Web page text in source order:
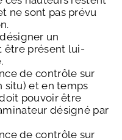
ne sont pas prévu
désigner un
être présent lui-
de contrôle sur
situ) et en temps
pouvoir être
désigné par
de contrôle sur